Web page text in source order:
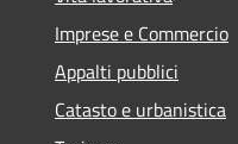
Imprese e Commercio
Appalti pubblici
Catasto e urbanistica